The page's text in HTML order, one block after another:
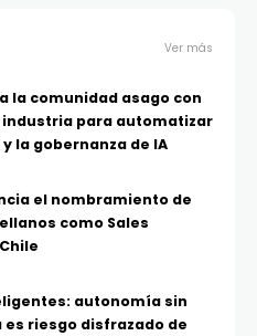
Ver más
la comunidad asago con
industria para automatizar
la gobernanza de IA
el nombramiento de
como Sales
autonomía sin
riesgo disfrazado de